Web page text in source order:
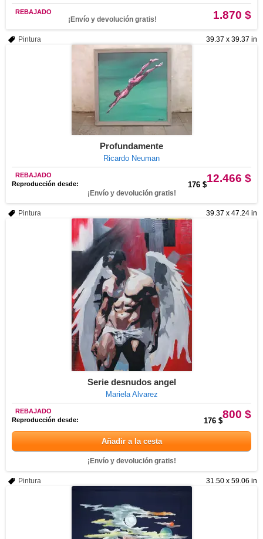
1.870 $
REBAJADO
¡Envío y devolución gratis!
39.37 x 39.37 in
Pintura
Profundamente
Ricardo Neuman
12.466 $
REBAJADO
Reproducción desde:
176 $
¡Envío y devolución gratis!
39.37 x 47.24 in
Pintura
Serie desnudos angel
Mariela Alvarez
800 $
REBAJADO
Reproducción desde:
176 $
Añadir a la cesta
¡Envío y devolución gratis!
31.50 x 59.06 in
Pintura